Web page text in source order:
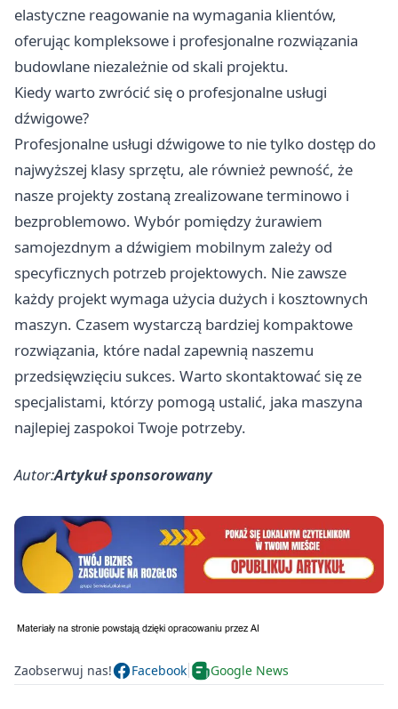
elastyczne reagowanie na wymagania klientów,
oferując kompleksowe i profesjonalne rozwiązania
budowlane niezależnie od skali projektu.
Kiedy warto zwrócić się o profesjonalne usługi
dźwigowe?
Profesjonalne usługi dźwigowe to nie tylko dostęp do
najwyższej klasy sprzętu, ale również pewność, że
nasze projekty zostaną zrealizowane terminowo i
bezproblemowo. Wybór pomiędzy żurawiem
samojezdnym a dźwigiem mobilnym zależy od
specyficznych potrzeb projektowych. Nie zawsze
każdy projekt wymaga użycia dużych i kosztownych
maszyn. Czasem wystarczą bardziej kompaktowe
rozwiązania, które nadal zapewnią naszemu
przedsięwzięciu sukces. Warto skontaktować się ze
specjalistami, którzy pomogą ustalić, jaka maszyna
najlepiej zaspokoi Twoje potrzeby.
Autor:Artykuł sponsorowany
Zaobserwuj nas! Facebook Google News